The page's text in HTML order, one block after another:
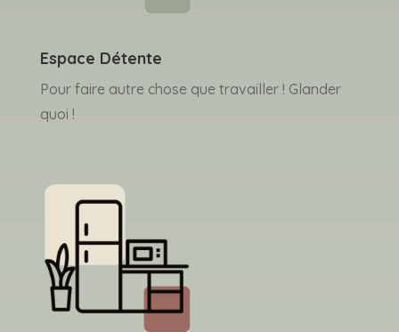
Espace Détente
Pour faire autre chose que travailler ! Glander
quoi !